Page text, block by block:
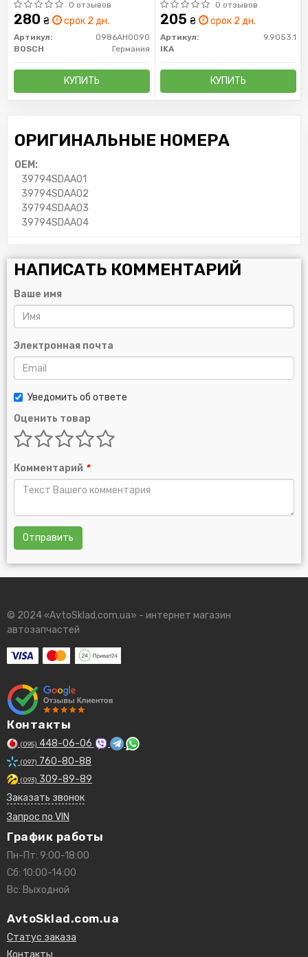
0 отзывов
280 ₴ срок 2 дн.
Артикул:
0986AH0090
BOSCH
Германия
КУПИТЬ
0 отзывов
205 ₴ срок 2 дн.
Артикул:
9.9053.1
IKA
КУПИТЬ
ОРИГИНАЛЬНЫЕ НОМЕРА
OEM:
39794SDAA01
39794SDAA02
39794SDAA03
39794SDAA04
НАПИСАТЬ КОММЕНТАРИЙ
Ваше имя
Электронная почта
Уведомить об ответе
Оценить товар
Комментарий *
Отправить
© 2024 «AvtoSklad.com.ua» - интернет магазин
автозапчастей
Контакты
(095) 448-06-06
(097) 760-80-88
(093) 309-89-89
Заказать звонок
Запрос по VIN
График работы
Пн-Пт: 9:00-18:00
Сб: 10:00-14:00
Вс: Выходной
AvtoSklad.com.ua
Статус заказа
Контакты